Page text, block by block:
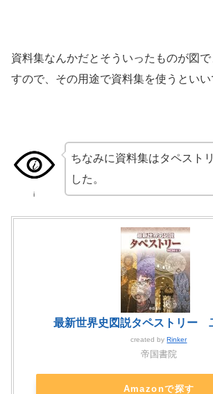
資料集なんかだとそういったものが図
すので、その用途で資料集を使うといい
i
ちなみに資料集はタペスト
した。
最新世界史図説タペストリー
created byRinker
帝国書院
Amazonで探す